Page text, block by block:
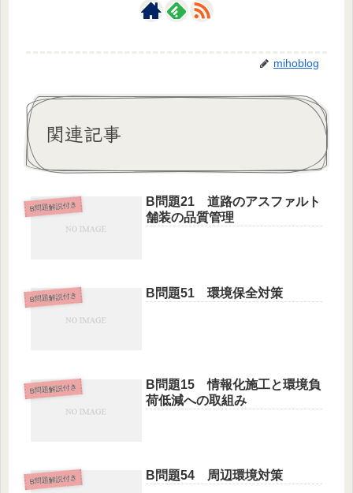
mihoblog
関連記事
B問題解説付き
B問題21 道路のアスファルト
舗装の品質管理
B問題解説付き B問題51 環境保全対策
B問題解説付き
B問題15 情報化施工と環境負
荷低減への取組み
B問題解説付き B問題54 周辺環境対策